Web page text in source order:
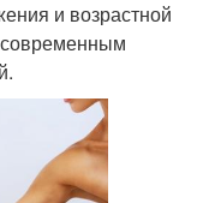
и возрастной
современным